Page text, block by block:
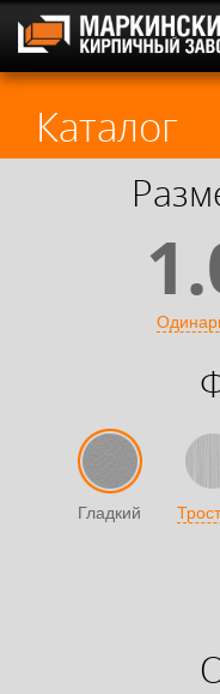
Каталог
Гладкий